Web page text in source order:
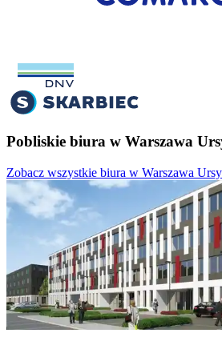
Pobliskie biura w Warszawa
Zobacz wszystkie biura w Warszawa